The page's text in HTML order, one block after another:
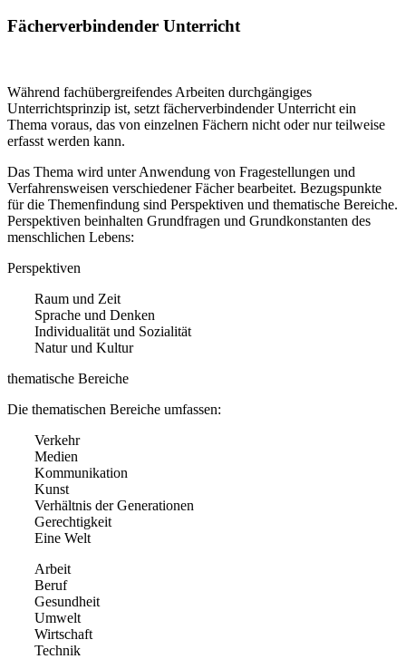
Fächerverbindender Unterricht
Während fachübergreifendes Arbeiten durchgängiges
Unterrichtsprinzip ist, setzt fächerverbindender Unterricht ein
Thema voraus, das von einzelnen Fächern nicht oder nur teilweise
erfasst werden kann.
Das Thema wird unter Anwendung von Fragestellungen und
Verfahrensweisen verschiedener Fächer bearbeitet. Bezugspunkte
für die Themenfindung sind Perspektiven und thematische Bereiche.
Perspektiven beinhalten Grundfragen und Grundkonstanten des
menschlichen Lebens:
Perspektiven
Raum und Zeit
Sprache und Denken
Individualität und Sozialität
Natur und Kultur
thematische Bereiche
Die thematischen Bereiche umfassen:
Verkehr
Medien
Kommunikation
Kunst
Verhältnis der Generationen
Gerechtigkeit
Eine Welt
Arbeit
Beruf
Gesundheit
Umwelt
Wirtschaft
Technik